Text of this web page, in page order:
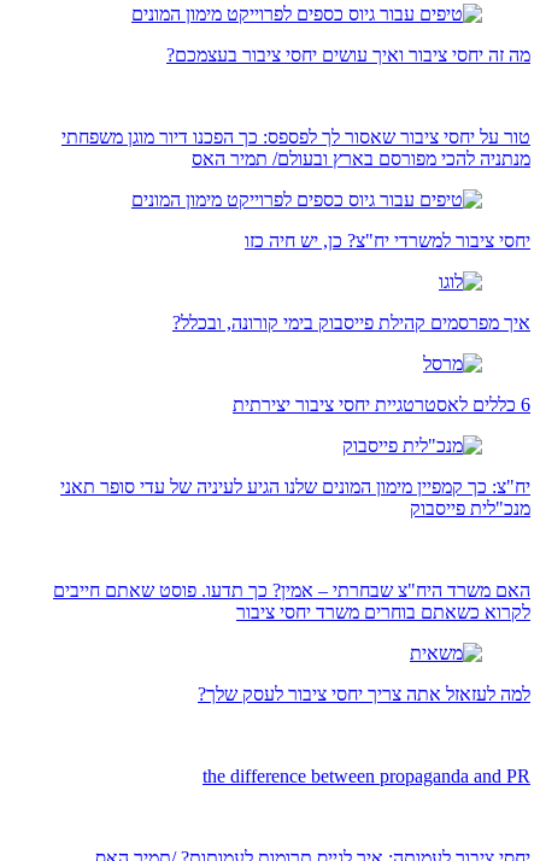
מה זה יחסי ציבור ואיך עושים יחסי ציבור בעצמכם?
טור על יחסי ציבור שאסור לך לפספס: כך הפכנו דיור מוגן משפחתי
מנתניה להכי מפורסם בארץ ובעולם/ תמיר האס
יחסי ציבור למשרדי יח"צ? כן, יש חיה כזו
איך מפרסמים קהילת פייסבוק בימי קורונה, ובכלל?
6 כללים לאסטרטגיית יחסי ציבור יצירתית
יח"צ: כך קמפיין מימון המונים שלנו הגיע לעיניה של עדי סופר תאני
מנכ"לית פייסבוק
האם משרד היח"צ שבחרתי – אמין? כך תדעו. פוסט שאתם חייבים
לקרוא כשאתם בוחרים משרד יחסי ציבור
למה לעזאזל אתה צריך יחסי ציבור לעסק שלך?
the difference between propaganda and PR